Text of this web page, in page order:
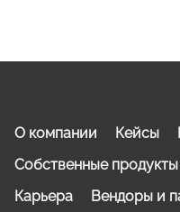
О компании Кейсы
Собственные продукты
Карьера
Вендоры и